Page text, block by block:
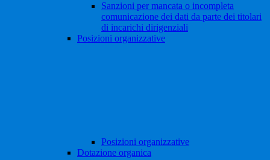
Sanzioni per mancata o incompleta
comunicazione dei dati da parte dei titolari
di incarichi dirigenziali
Posizioni organizzative
Posizioni organizzative
Dotazione organica